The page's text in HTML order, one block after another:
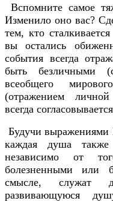
Вспомните самое
Изменило оно вас?
тем, кто
вы остались
события всегда
быть безличными
всеобщего
(отражением
всегда
Будучи выражениями
каждая душа также
независимо от
болезненными или
смысле, служат
развивающуюся